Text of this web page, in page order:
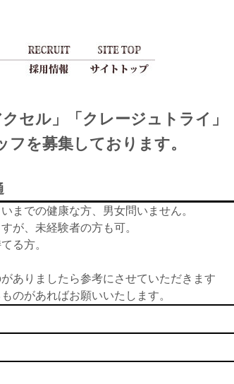
セル」「クレージュトライ」
を募集しております。
までの健康な方、男女問いません。
が、未経験者の方も可。
る方。
ありましたら参考にさせていただきます
のがあればお願いいたします。